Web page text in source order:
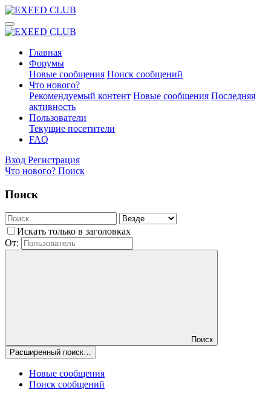
Главная
Форумы
Новые сообщения Поиск сообщений
Что нового?
Рекомендуемый контент Новые сообщения Последняя
активность
Пользователи
Текущие посетители
FAQ
Вход Регистрация
Что нового? Поиск
Поиск
Искать только в заголовках
От:
Поиск
Расширенный поиск…
Новые сообщения
Поиск сообщений